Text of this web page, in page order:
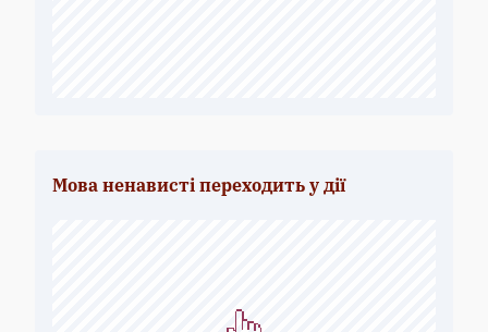
Мова ненависті переходить у дії
опинилися в центрі уваги в 2018 р.